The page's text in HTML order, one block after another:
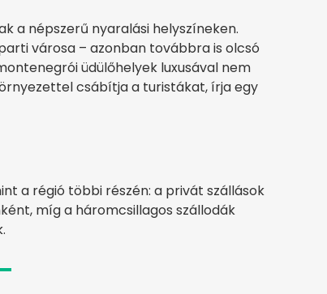
a népszerű nyaralási helyszíneken.
városa – azonban továbbra is olcsó
üdülőhelyek luxusával nem
csábítja a turistákat, írja egy
a régió többi részén: a privát szállások
míg a háromcsillagos szállodák